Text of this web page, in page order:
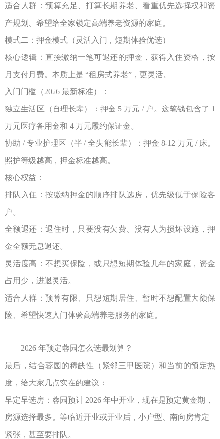
适合人群：预算充足、打算长期养老、看重优先选择权和资
产规划、希望给全家锁定高端养老资源的家庭。
模式二：押金模式（灵活入门，短期体验优选）
核心逻辑：直接缴纳一笔可退还的押金，获得入住资格，按
月支付月费。本质上是 “租房式养老” ，更灵活。
入门门槛（2026 最新标准）：
独立生活区（自理长辈）：押金 5万元 / 户。这笔钱包含了 1
万元医疗备用金和 4 万元履约保证金。
协助 /专业护理区（半/全失能长辈）：押金8-12 万元 / 床。
照护等级越高，押金标准越高。
核心权益：
排队入住：按缴纳押金的顺序排队选房，优先级低于保险客
户。
全额退还：退住时，只要没有欠费、没有人为损坏设施，押
金全额无息退还。
灵活度高：不想买保险，或只想短期体验几年的家庭，资金
占用少，进退灵活。
适合人群：预算有限、只想短期居住、暂时不想配置大额保
险、希望快速入门体验高端养老服务的家庭。
2026 年预定蓉园怎么选最划算？
最后，结合蓉园的稀缺性（紧邻三甲医院）和当前的预定热
度，给大家几点实在的建议：
早定早选房：蓉园预计 2026 年中开业，现在是预定黄金期，
房源选择最多。等临近开业或开业后，小户型、南向房肯定
紧张，甚至要排队。